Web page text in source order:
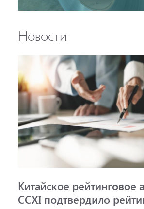
Новости
Китайское рейтинговое
CCXI подтвердило